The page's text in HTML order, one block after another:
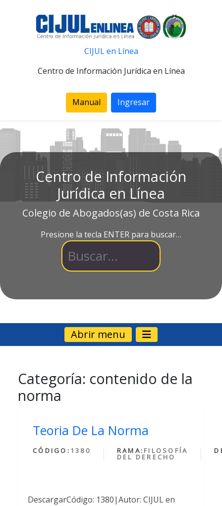
CIJUL en Línea
Centro de Información Jurídica en Línea
Manual Ingresar
Centro de Información
Jurídica en Línea
Colegio de Abogados(as) de Costa Rica
Presione la tecla ENTER para buscar…
Abrir menu
Categoría: contenido de la
norma
Teoria De La Norma
CÓDIGO: 1380 RAMA: FILOSOFÍA
DEL DERECHO
DescargarCódigo: 1380|Autor: CIJUL en